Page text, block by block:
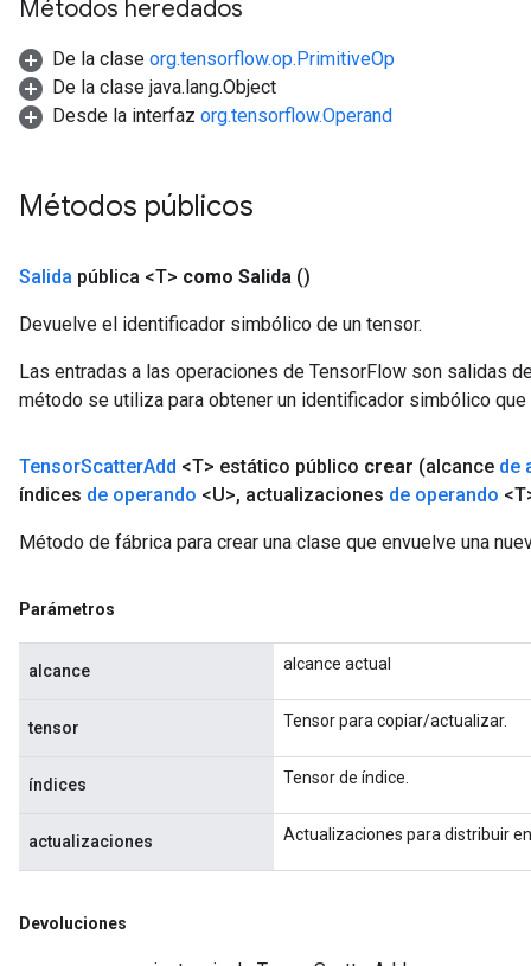
Métodos heredados
De la clase org.tensorflow.op.PrimitiveOp
De la clase java.lang.Object
Desde la interfaz org.tensorflow.Operand
Métodos públicos
Salida pública <T> como Salida ()
Devuelve el identificador simbólico de un tensor.
Las entradas a las operaciones de TensorFlow son salidas
método se utiliza para obtener un identificador simbólico
TensorScatterAdd <T> estático público crear (alcance de
índices de operando <U>, actualizaciones de operando
Método de fábrica para crear una clase que envuelve una
Parámetros
alcance alcance actual
tensor Tensor para copiar/actualizar.
índices Tensor de índice.
actualizaciones Actualizaciones para distribuir
Devoluciones